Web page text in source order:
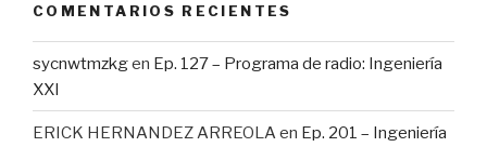
COMENTARIOS RECIENTES
sycnwtmzkgen Ep. 127 – Programa de radio: Ingeniería
XXI
ERICK HERNANDEZ ARREOLAen Ep. 201 – Ingeniería